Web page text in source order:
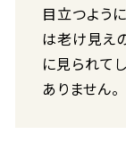
目立つよう
は老け見え
に見られて
ありません。